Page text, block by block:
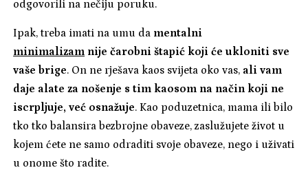
odgovorili na nečiju poruku.
Ipak, treba imati na umu da mentalni
minimalizam nije čarobni štapić koji će ukloniti sve
vaše brige. On ne rješava kaos svijeta oko vas, ali vam
daje alate za nošenje s tim kaosom na način koji ne
iscrpljuje, već osnažuje. Kao poduzetnica, mama ili bilo
tko tko balansira bezbrojne obaveze, zaslužujete život u
kojem ćete ne samo odraditi svoje obaveze, nego i uživati
u onome što radite.